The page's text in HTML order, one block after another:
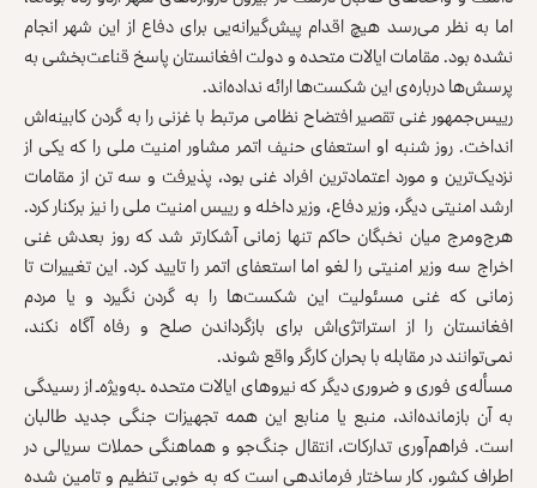
اما به نظر می‌رسد هیچ اقدام پیش‌گیرانه‌یی برای دفاع از این شهر انجام
نشده بود. مقامات ایالات متحده و دولت افغانستان پاسخ‌ قناعت‌بخشی به
پرسش‌ها درباره‌ی این شکست‌ها ارائه نداده‌اند.
رییس‌جمهور غنی تقصیر افتضاح نظامی مرتبط با غزنی را به گردن کابینه‌اش
انداخت. روز شنبه او استعفای حنیف اتمر مشاور امنیت ملی را که یکی از
نزدیک‌ترین و مورد اعتمادترین افراد غنی بود، پذیرفت و سه تن از مقامات
ارشد امنیتی دیگر، وزیر دفاع، وزیر داخله و رییس امنیت ملی را نیز برکنار کرد.
هرج‌ومرج میان نخبگان حاکم تنها زمانی آشکارتر شد که روز بعدش غنی
اخراج سه وزیر امنیتی را لغو اما استعفای اتمر را تایید کرد. این تغییرات تا
زمانی که غنی مسئولیت این شکست‌ها را به گردن نگیرد و یا مردم
افغانستان را از استراتژی‌اش برای بازگرداندن صلح و رفاه آگاه نکند،
نمی‌توانند در مقابله با بحران کارگر واقع شوند.
مسأله‌ی فوری و ضروری دیگر که نیروهای ایالات متحده ـ‌به‌ویژه‌ـ از رسیدگی
به آن بازمانده‌اند، منبع یا منابع این همه تجهیزات جنگی جدید طالبان
است. فراهم‌آوری تدارکات، انتقال جنگ‌جو و هماهنگی حملات سریالی در
اطراف کشور، کار ساختار فرماندهی است که به ‌خوبی تنظیم و تامین شده